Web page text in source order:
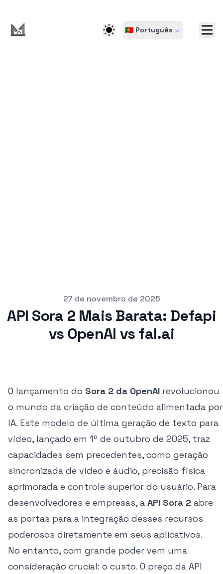
🇵🇹 Português
27 de novembro de 2025
API Sora 2 Mais Barata: Defapi
vs OpenAI vs fal.ai
O lançamento do Sora 2 da OpenAI revolucionou
o mundo da criação de conteúdo alimentada por
IA. Este modelo de última geração de texto para
vídeo, lançado em 1º de outubro de 2025, traz
capacidades sem precedentes, como geração
sincronizada de vídeo e áudio, precisão física
aprimorada e controle superior do usuário. Para
desenvolvedores e empresas, a API Sora 2 abre
as portas para a integração desses recursos
poderosos diretamente em seus aplicativos.
No entanto, com grande poder vem uma
consideração crucial: o custo. O preço da API